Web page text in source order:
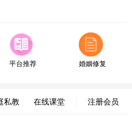
门 159****4462
53分钟前
户 凌乱小羊 通过此页面咨询，已获得专属情
连 176****2843
39分钟前
平台推荐 婚姻修复
私教 在线课堂 注册会员